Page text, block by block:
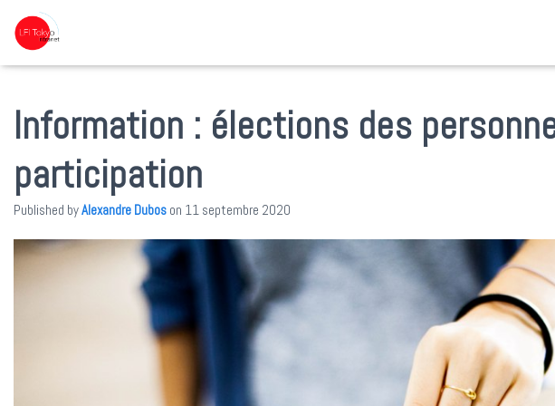
Information : élections des
participation
Published byAlexandre Dubos on 11 septembre 2020